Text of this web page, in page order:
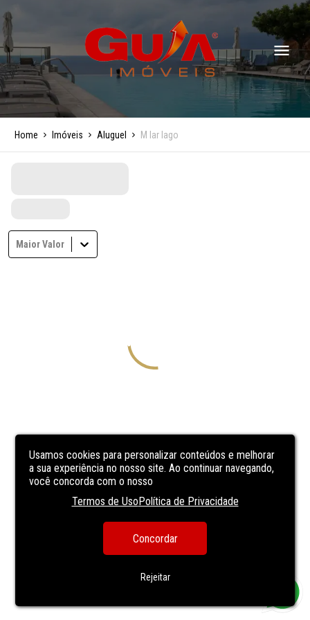
Usamos cookies para personalizar conteúdos e melhorar
a sua experiência no nosso site. Ao continuar navegando,
você concorda com o nosso
Termos de UsoPolítica de Privacidade
Concordar
Rejeitar
Home Imóveis Aluguel M lar lago
Maior Valor